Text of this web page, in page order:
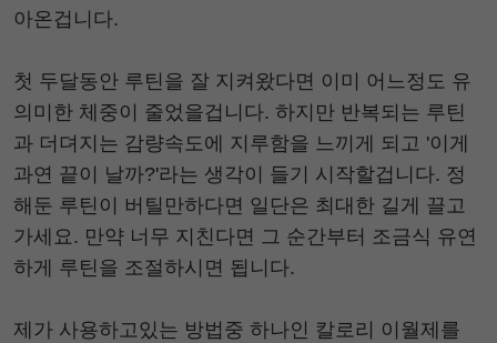
아온겁니다.
첫 두달동안 루틴을 잘 지켜왔다면 이미 어느정도 유
의미한 체중이 줄었을겁니다. 하지만 반복되는 루틴
과 더뎌지는 감량속도에 지루함을 느끼게 되고 '이게
과연 끝이 날까?'라는 생각이 들기 시작할겁니다. 정
해둔 루틴이 버틸만하다면 일단은 최대한 길게 끌고
가세요. 만약 너무 지친다면 그 순간부터 조금식 유연
하게 루틴을 조절하시면 됩니다.
제가 사용하고있는 방법중 하나인 칼로리 이월제를